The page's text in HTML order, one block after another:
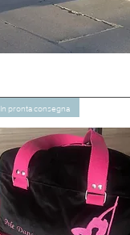
In pronta consegna